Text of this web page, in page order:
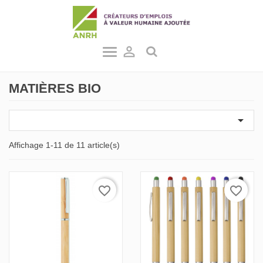

MATIÈRES BIO

Affichage 1-11 de 11 article(s)
favorite_border favorite_border